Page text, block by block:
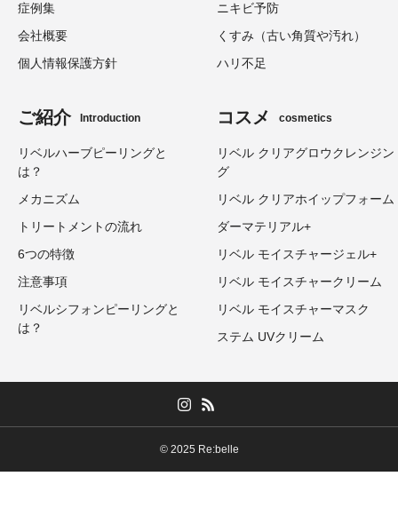
症例集
会社概要
個人情報保護方針
ニキビ予防
くすみ（古い角質や汚れ）
ハリ不足
ご紹介 Introduction
リベルハーブピーリングと
は？
メカニズム
トリートメントの流れ
6つの特徴
注意事項
リベルシフォンピーリングと
は？
コスメ cosmetics
リベル クリアグロウクレンジン
グ
リベル クリアホイップフォーム
ダーマテリアル+
リベル モイスチャージェル+
リベル モイスチャークリーム
リベル モイスチャーマスク
ステム UVクリーム
© 2025 Re:belle